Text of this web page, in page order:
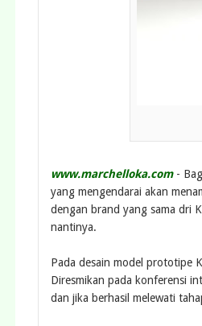
www.marchelloka.com-
yang mengendarai akan
dengan brand yang sama dri
nantinya.
Pada desain model prototipe
Diresmikan pada konferensi
dan jika berhasil melewati